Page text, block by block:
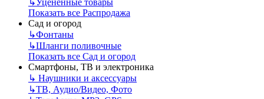
Показать все Распродажа
Сад и огород
↳Фонтаны
↳Шланги поливочные
Показать все Сад и огород
Смартфоны, ТВ и электроника
↳ Наушники и аксессуары
↳ТВ, Аудио/Видео, Фото